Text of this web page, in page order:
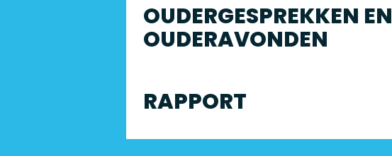
OUDERGESPREKKEN EN
OUDERAVONDEN
RAPPORT